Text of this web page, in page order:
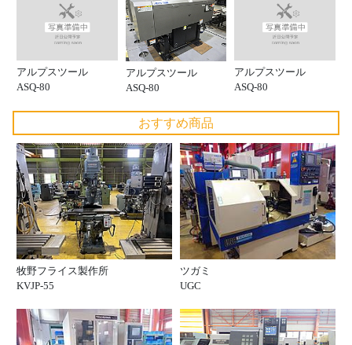
アルプスツール
ASQ-80
アルプスツール
ASQ-80
アルプスツール
ASQ-80
おすすめ商品
牧野フライス製作所
KVJP-55
ツガミ
UGC